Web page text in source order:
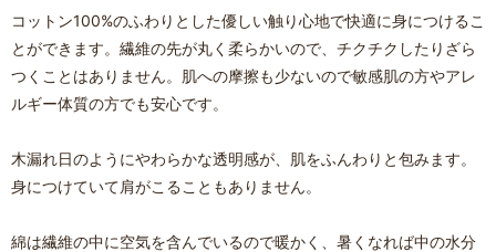
コットン100%のふわりとした優しい触り心地で快適に身につけるこ
とができます。繊維の先が丸く柔らかいので、チクチクしたりざら
つくことはありません。肌への摩擦も少ないので敏感肌の方やアレ
ルギー体質の方でも安心です。
木漏れ日のようにやわらかな透明感が、肌をふんわりと包みます。
身につけていて肩がこることもありません。
綿は繊維の中に空気を含んでいるので暖かく、暑くなれば中の水分